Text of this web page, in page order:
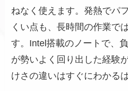
ねなく使えます。発熱でパ
くい点も、長時間の作業で
す。Intel搭載のノートで、
が勢いよく回り出した経験
けさの違いはすぐにわかる